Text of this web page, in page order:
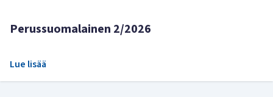
Perussuomalainen 2/2026
Lue lisää